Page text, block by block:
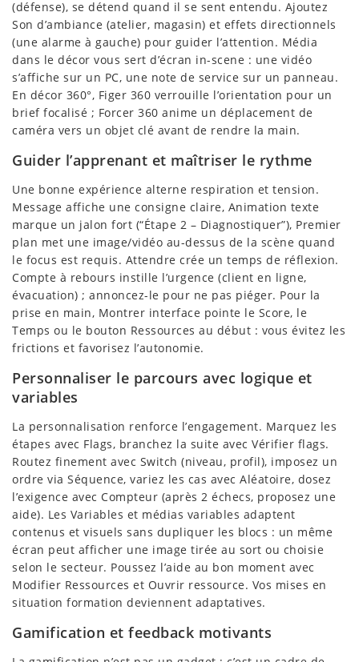
(défense), se détend quand il se sent entendu. Ajoutez
Son d’ambiance (atelier, magasin) et effets directionnels
(une alarme à gauche) pour guider l’attention. Média
dans le décor vous sert d’écran in-scene : une vidéo
s’affiche sur un PC, une note de service sur un panneau.
En décor 360°, Figer 360 verrouille l’orientation pour un
brief focalisé ; Forcer 360 anime un déplacement de
caméra vers un objet clé avant de rendre la main.
Guider l’apprenant et maîtriser le rythme
Une bonne expérience alterne respiration et tension.
Message affiche une consigne claire, Animation texte
marque un jalon fort (“Étape 2 – Diagnostiquer”), Premier
plan met une image/vidéo au-dessus de la scène quand
le focus est requis. Attendre crée un temps de réflexion.
Compte à rebours instille l’urgence (client en ligne,
évacuation) ; annoncez-le pour ne pas piéger. Pour la
prise en main, Montrer interface pointe le Score, le
Temps ou le bouton Ressources au début : vous évitez les
frictions et favorisez l’autonomie.
Personnaliser le parcours avec logique et
variables
La personnalisation renforce l’engagement. Marquez les
étapes avec Flags, branchez la suite avec Vérifier flags.
Routez finement avec Switch (niveau, profil), imposez un
ordre via Séquence, variez les cas avec Aléatoire, dosez
l’exigence avec Compteur (après 2 échecs, proposez une
aide). Les Variables et médias variables adaptent
contenus et visuels sans dupliquer les blocs : un même
écran peut afficher une image tirée au sort ou choisie
selon le secteur. Poussez l’aide au bon moment avec
Modifier Ressources et Ouvrir ressource. Vos mises en
situation formation deviennent adaptatives.
Gamification et feedback motivants